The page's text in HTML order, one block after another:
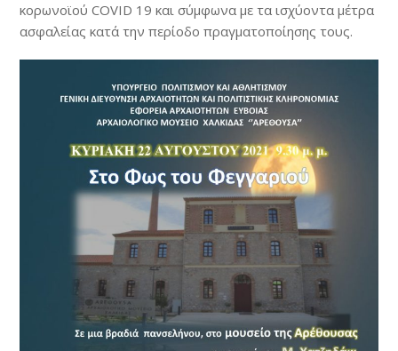
κορωνοϊού COVID 19 και σύμφωνα με τα ισχύοντα μέτρα
ασφαλείας κατά την περίοδο πραγματοποίησης τους.